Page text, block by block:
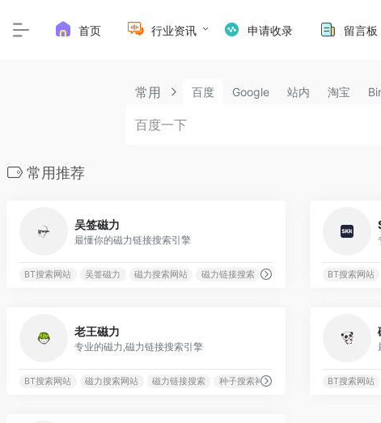
首页 行业资讯 申请收录 留言板
常用 百度 Google 站内 淘宝
常用推荐
吴签磁力
最懂你的磁力链接搜索引擎
BT搜索网站 吴签磁力 磁力搜索网站 磁力链接搜索 BT搜索网站
老王磁力
专业的磁力,磁力链接搜索引擎
BT搜索网站 磁力搜索网站 磁力链接搜索 种子搜索神器 BT搜索网站